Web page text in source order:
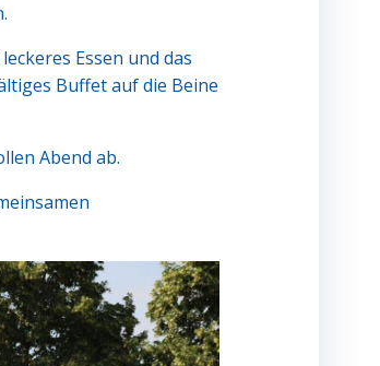
Essen und das
Buffet auf die Beine
Abend ab.